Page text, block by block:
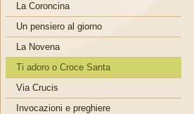
La Coroncina
Un pensiero al giorno
La Novena
Ti adoro o Croce Santa
Via Crucis
Invocazioni e preghiere